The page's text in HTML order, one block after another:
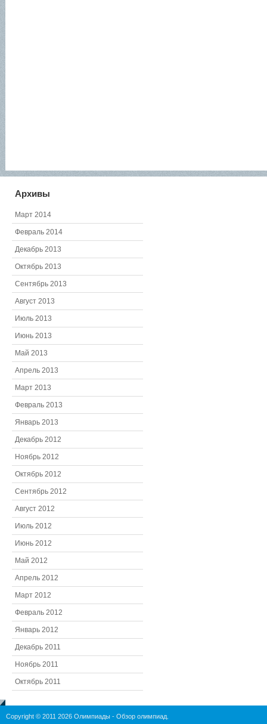
Архивы
Март 2014
Февраль 2014
Декабрь 2013
Октябрь 2013
Сентябрь 2013
Август 2013
Июль 2013
Июнь 2013
Май 2013
Апрель 2013
Март 2013
Февраль 2013
Январь 2013
Декабрь 2012
Ноябрь 2012
Октябрь 2012
Сентябрь 2012
Август 2012
Июль 2012
Июнь 2012
Май 2012
Апрель 2012
Март 2012
Февраль 2012
Январь 2012
Декабрь 2011
Ноябрь 2011
Октябрь 2011
Copyright © 2011 2026 Олимпиады - Обзор олимпиад.